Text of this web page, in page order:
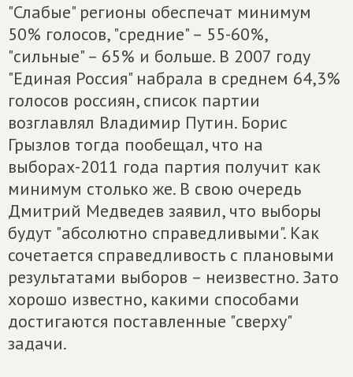
"Слабые" регионы обеспечат минимум
50% голосов, "средние" – 55-60%,
"сильные" – 65% и больше. В 2007 году
"Единая Россия" набрала в среднем 64,3%
голосов россиян, список партии
возглавлял Владимир Путин. Борис
Грызлов тогда пообещал, что на
выборах-2011 года партия получит как
минимум столько же. В свою очередь
Дмитрий Медведев заявил, что выборы
будут "абсолютно справедливыми". Как
сочетается справедливость с плановыми
результатами выборов – неизвестно. Зато
хорошо известно, какими способами
достигаются поставленные "сверху"
задачи.